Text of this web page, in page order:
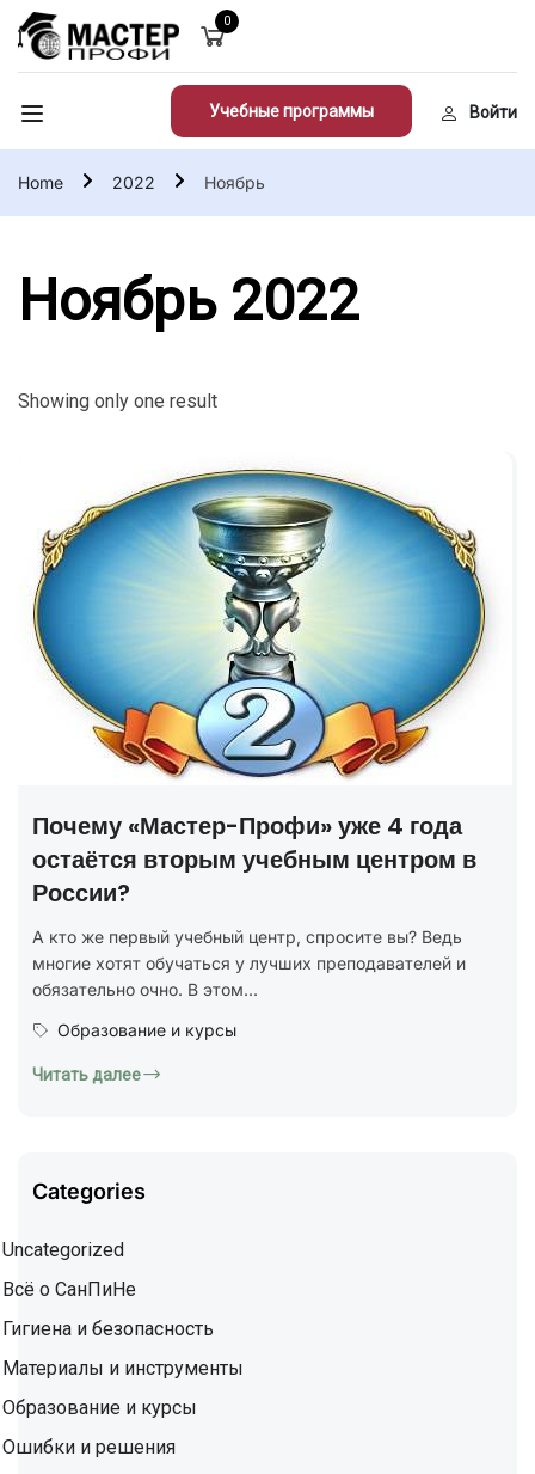
0
Учебные программы Войти
Home 2022 Ноябрь
Ноябрь 2022
Showing only one result
Почему «Мастер-Профи» уже 4 года
остаётся вторым учебным центром в
России?
А кто же первый учебный центр, спросите вы? Ведь
многие хотят обучаться у лучших преподавателей и
обязательно очно. В этом...
Образование и курсы
Читать далее
Categories
Uncategorized
Всё о СанПиНе
Гигиена и безопасность
Материалы и инструменты
Образование и курсы
Ошибки и решения